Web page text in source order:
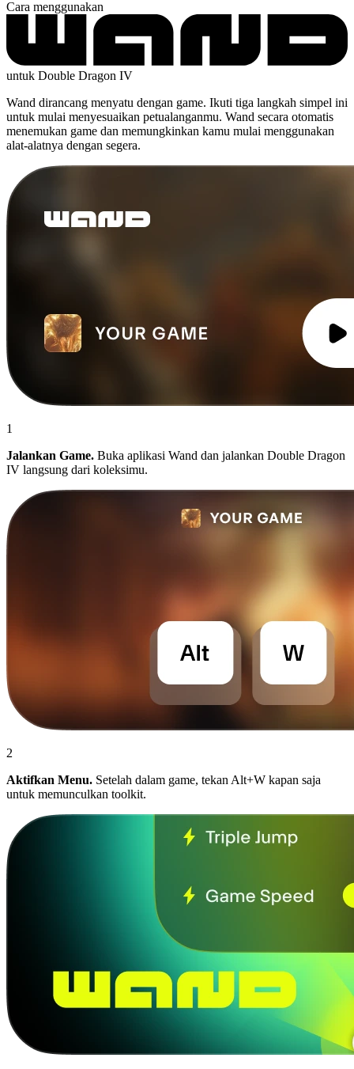
Cara menggunakan
untuk Double Dragon IV
Wand dirancang menyatu dengan game. Ikuti tiga langkah simpel ini
untuk mulai menyesuaikan petualanganmu. Wand secara otomatis
menemukan game dan memungkinkan kamu mulai menggunakan
alat-alatnya dengan segera.
1
Jalankan Game. Buka aplikasi Wand dan jalankan Double Dragon
IV langsung dari koleksimu.
2
Aktifkan Menu. Setelah dalam game, tekan Alt+W kapan saja
untuk memunculkan toolkit.